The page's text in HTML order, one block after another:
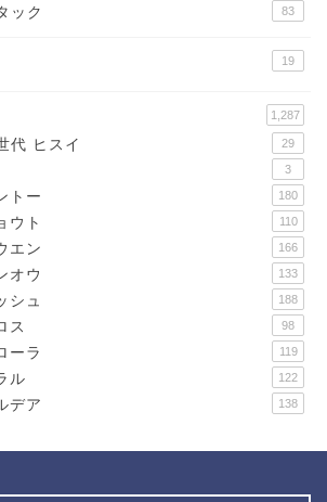
ック 83
19
1,287
代 ヒスイ 29
3
トー 180
ウト 110
エン 166
オウ 133
シュ 188
ス 98
ーラ 119
ル 122
デア 138